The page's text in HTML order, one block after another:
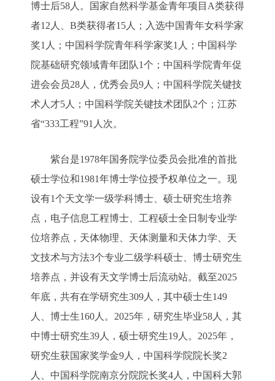
博士后58人。国家自然科学基金青年项目A类获得
者12人、B类获得者15人；入选中国青年女科学家
奖1人；中国科学院青年科学家奖1人；中国科学
院基础研究领域青年团队1个；中国科学院青年促
进会会员28人，优秀会员9人；中国科学院关键技
术人才5人；中国科学院关键技术团队2个；江苏
省“333工程”91人次。
紫台是1978年国务院学位委员会批准的首批
硕士学位和1981年博士学位授予权单位之一。现
设有1个天文学一级学科博士、硕士研究生培养
点，电子信息工程博士、工程硕士全日制专业学
位培养点，天体物理、天体测量和天体力学、天
文技术与方法3个专业二级学科硕士、博士研究生
培养点，并设有天文学博士后流动站。截至2025
年底，共有在学研究生309人，其中硕士生149
人、博士生160人。2025年，研究生毕业58人，其
中博士研究生39人，硕士研究生19人。2025年，
研究生获国家奖学金9人，中国科学院院长奖2
人、中国科学院南京分院院长奖4人，中国科大郭